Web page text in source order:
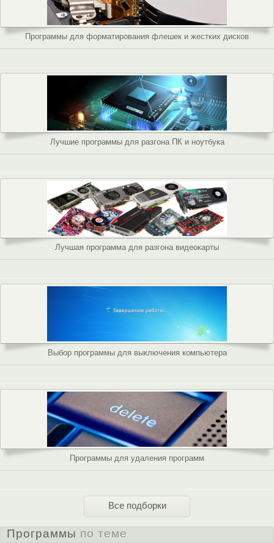
Программы для форматирования флешек и жестких дисков
Лучшие программы для разгона ПК и ноутбука
Лучшая программа для разгона видеокарты
Выбор программы для выключения компьютера
Программы для удаления программ
Все подборки
Программы по теме